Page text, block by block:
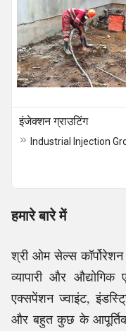
इंजेक्शन ग्राउटिंग
हमारे बारे में
श्री ओम सेल्स
व्यापारी और औद्योगिक
एक्सपेंशन ज्वाइंट,
और बहुत कुछ के